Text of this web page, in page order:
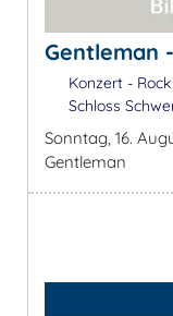
Gentleman
Konzert -
Schloss
Sonntag, 16.
Gentleman